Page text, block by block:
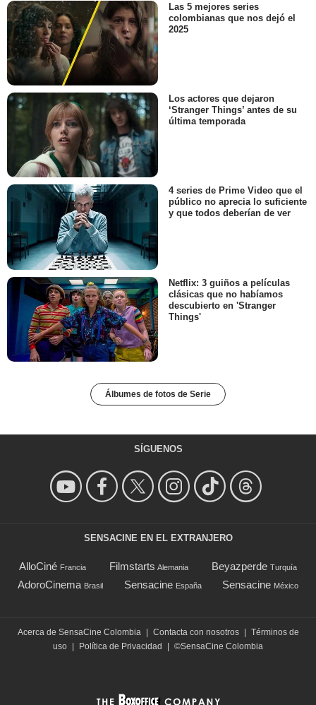
Las 5 mejores series
colombianas que nos dejó el
2025
Los actores que dejaron
‘Stranger Things’ antes de su
última temporada
4 series de Prime Video que el
público no aprecia lo suficiente
y que todos deberían de ver
Netflix: 3 guiños a películas
clásicas que no habíamos
descubierto en 'Stranger
Things'
Álbumes de fotos de Serie
SÍGUENOS
SENSACINE EN EL EXTRANJERO
AlloCiné Francia Filmstarts Alemania Beyazperde Turquía
AdoroCinema Brasil Sensacine España Sensacine México
Acerca de SensaCine Colombia Contacta con nosotros
Términos de
uso
Política de Privacidad ©SensaCine Colombia